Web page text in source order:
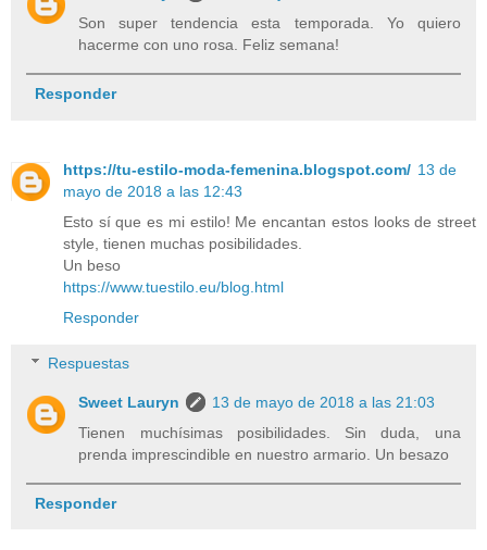
Son super tendencia esta temporada. Yo quiero
hacerme con uno rosa. Feliz semana!
Responder
https://tu-estilo-moda-femenina.blogspot.com/ 13 de
mayo de 2018 a las 12:43
Esto sí que es mi estilo! Me encantan estos looks de street
style, tienen muchas posibilidades.
Un beso
https://www.tuestilo.eu/blog.html
Responder
Respuestas
Sweet Lauryn
13 de mayo de 2018 a las 21:03
Tienen muchísimas posibilidades. Sin duda, una
prenda imprescindible en nuestro armario. Un besazo
Responder